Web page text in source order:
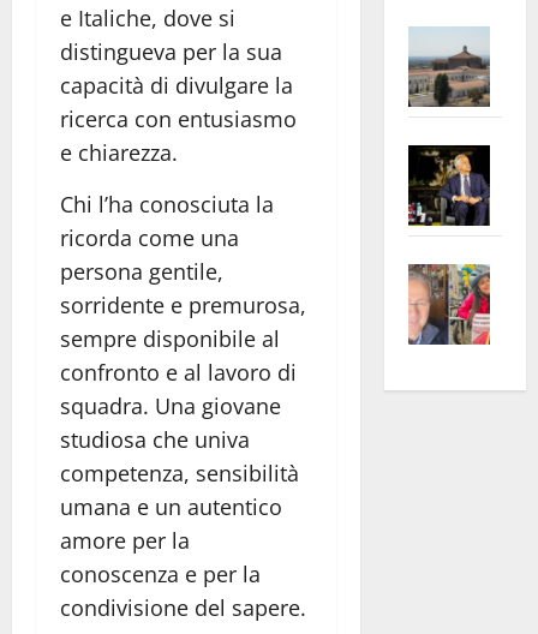
e Italiche, dove si
distingueva per la sua
capacità di divulgare la
ricerca con entusiasmo
e chiarezza.
Chi l’ha conosciuta la
ricorda come una
persona gentile,
sorridente e premurosa,
sempre disponibile al
confronto e al lavoro di
squadra. Una giovane
studiosa che univa
competenza, sensibilità
umana e un autentico
amore per la
conoscenza e per la
condivisione del sapere.
euro
apre